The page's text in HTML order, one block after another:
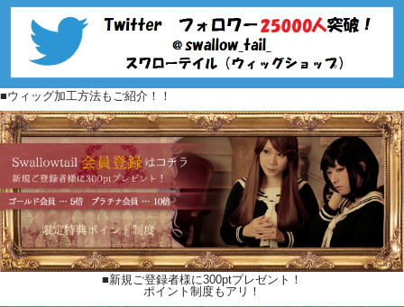
■ウィッグ加工方法もご紹介！！
■新規ご登録者様に300ptプレゼント！
ポイント制度もアリ！